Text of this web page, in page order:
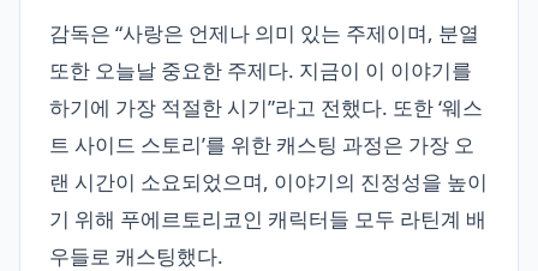
감독은 “사랑은 언제나 의미 있는 주제이며, 분열
또한 오늘날 중요한 주제다. 지금이 이 이야기를
하기에 가장 적절한 시기”라고 전했다. 또한 ‘웨스
트 사이드 스토리’를 위한 캐스팅 과정은 가장 오
랜 시간이 소요되었으며, 이야기의 진정성을 높이
기 위해 푸에르토리코인 캐릭터들 모두 라틴계 배
우들로 캐스팅했다.